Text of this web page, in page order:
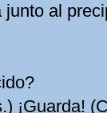
al
¡Guarda!